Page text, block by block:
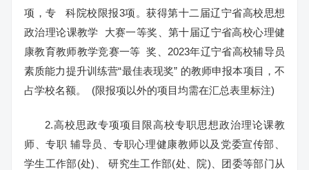
项，专 科院校限报3项。获得第十二届辽宁省高校思想
政治理论课教学 大赛一等奖、第十届辽宁省高校心理健
康教育教师教学竞赛一等 奖、2023年辽宁省高校辅导员
素质能力提升训练营“最佳表现奖” 的教师申报本项目，不
占学校名额。 (限报项以外的项目均需在汇总表里标注)
2.高校思政专项项目限高校专职思想政治理论课教
师、专职 辅导员、专职心理健康教师以及党委宣传部、
学生工作部(处)、 研究生工作部(处、院)、团委等部门从